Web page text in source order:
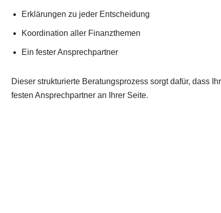
Erklärungen zu jeder Entscheidung
Koordination aller Finanzthemen
Ein fester Ansprechpartner
Dieser strukturierte Beratungsprozess sorgt dafür, dass
festen Ansprechpartner an Ihrer Seite.